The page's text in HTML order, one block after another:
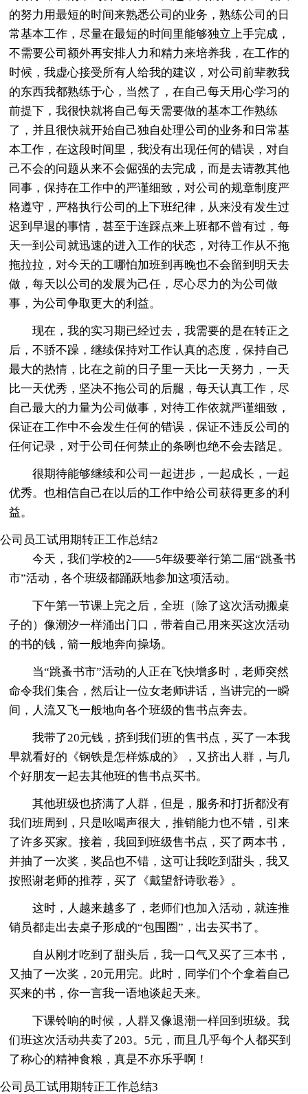
的努力用最短的时间来熟悉公司的业务，熟练公司的日
常基本工作，尽量在最短的时间里能够独立上手完成，
不需要公司额外再安排人力和精力来培养我，在工作的
时候，我虚心接受所有人给我的建议，对公司前辈教我
的东西我都熟练于心，当然了，在自己每天用心学习的
前提下，我很快就将自己每天需要做的基本工作熟练
了，并且很快就开始自己独自处理公司的业务和日常基
本工作，在这段时间里，我没有出现任何的错误，对自
己不会的问题从来不会倔强的去完成，而是去请教其他
同事，保持在工作中的严谨细致，对公司的规章制度严
格遵守，严格执行公司的上下班纪律，从来没有发生过
迟到早退的事情，甚至于连踩点来上班都不曾有过，每
天一到公司就迅速的进入工作的状态，对待工作从不拖
拖拉拉，对今天的工哪怕加班到再晚也不会留到明天去
做，每天以公司的发展为己任，尽心尽力的为公司做
事，为公司争取更大的利益。
现在，我的实习期已经过去，我需要的是在转正之
后，不骄不躁，继续保持对工作认真的态度，保持自己
最大的热情，比在之前的日子里一天比一天努力，一天
比一天优秀，坚决不拖公司的后腿，每天认真工作，尽
自己最大的力量为公司做事，对待工作依就严谨细致，
保证在工作中不会发生任何的错误，保证不违反公司的
任何记录，对于公司任何禁止的条咧也绝不会去踏足。
很期待能够继续和公司一起进步，一起成长，一起
优秀。也相信自己在以后的工作中给公司获得更多的利
益。
公司员工试用期转正工作总结2
今天，我们学校的2——5年级要举行第二届“跳蚤书
市”活动，各个班级都踊跃地参加这项活动。
下午第一节课上完之后，全班（除了这次活动搬桌
子的）像潮汐一样涌出门口，带着自己用来买这次活动
的书的钱，箭一般地奔向操场。
当“跳蚤书市”活动的人正在飞快增多时，老师突然
命令我们集合，然后让一位女老师讲话，当讲完的一瞬
间，人流又飞一般地向各个班级的售书点奔去。
我带了20元钱，挤到我们班的售书点，买了一本我
早就看好的《钢铁是怎样炼成的》，又挤出人群，与几
个好朋友一起去其他班的售书点买书。
其他班级也挤满了人群，但是，服务和打折都没有
我们班周到，只是吆喝声很大，推销能力也不错，引来
了许多买家。接着，我回到班级售书点，买了两本书，
并抽了一次奖，奖品也不错，这可让我吃到甜头，我又
按照谢老师的推荐，买了《戴望舒诗歌卷》。
这时，人越来越多了，老师们也加入活动，就连推
销员都走出去桌子形成的“包围圈”，出去买书了。
自从刚才吃到了甜头后，我一口气又买了三本书，
又抽了一次奖，20元用完。此时，同学们个个拿着自己
买来的书，你一言我一语地谈起天来。
下课铃响的时候，人群又像退潮一样回到班级。我
们班这次活动共卖了203。5元，而且几乎每个人都买到
了称心的精神食粮，真是不亦乐乎啊！
公司员工试用期转正工作总结3